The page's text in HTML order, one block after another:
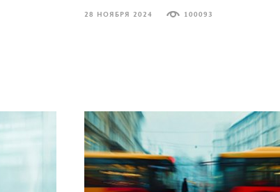
28 НОЯБРЯ 2024 100093